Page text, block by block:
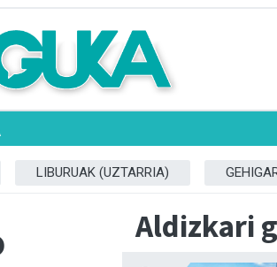
LIBURUAK (UZTARRIA)
Aldizkari